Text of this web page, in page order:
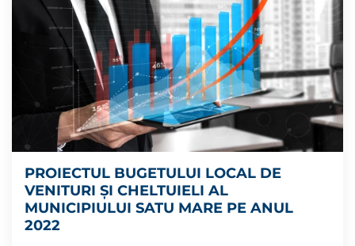
PROIECTUL BUGETULUI LOCAL DE
VENITURI ŞI CHELTUIELI AL
MUNICIPIULUI SATU MARE PE ANUL
2022